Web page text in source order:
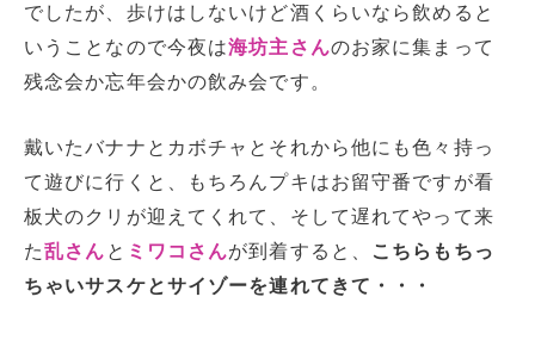
でしたが、歩けはしないけど酒くらいなら飲めると
いうことなので今夜は海坊主さんのお家に集まって
残念会か忘年会かの飲み会です。
戴いたバナナとカボチャとそれから他にも色々持っ
て遊びに行くと、もちろんプキはお留守番ですが看
板犬のクリが迎えてくれて、そして遅れてやって来
た乱さん と ミワコさんが到着すると、
こちらもちっ
ちゃいサスケとサイゾーを連れてきて・・・